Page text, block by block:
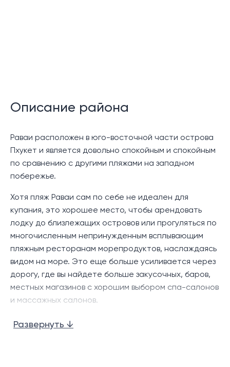
Описание района
Раваи расположен в юго-восточной части острова
Пхукет и является довольно спокойным и спокойным
по сравнению с другими пляжами на западном
побережье.
Хотя пляж Раваи сам по себе не идеален для
купания, это хорошее место, чтобы арендовать
лодку до близлежащих островов или прогуляться по
многочисленным непринужденным всплывающим
пляжным ресторанам морепродуктов, наслаждаясь
видом на море. Это еще больше усиливается через
дорогу, где вы найдете больше закусочных, баров,
местных магазинов с хорошим выбором спа-салонов
и массажных салонов.
Най Харн — один из самых живописных пляжей
Развернуть ↓